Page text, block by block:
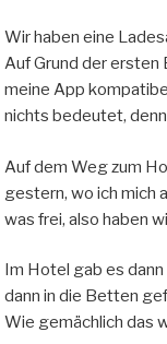
Wir haben eine
Auf Grund der ersten
meine App
nichts bedeutet,
Auf dem Weg zum
gestern, wo ich mich
was frei, also haben
Im Hotel gab es
dann in die Betten
Wie gemächlich das